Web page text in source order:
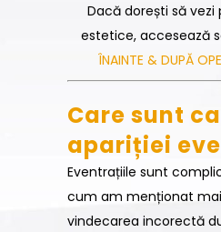
Dacă dorești să vezi
estetice, accesează
ÎNAINTE & DUPĂ
Care sunt
apariției
Eventrațiile sunt
cum am menționat mai
vindecarea incorectă